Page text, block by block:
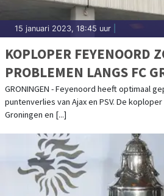
15 januari 2023, 18:45 uur
KOPLOPER FEYENOORD
PROBLEMEN LANGS FC
GRONINGEN - Feyenoord heeft optimaal
puntenverlies van Ajax en PSV. De
Groningen en [...]